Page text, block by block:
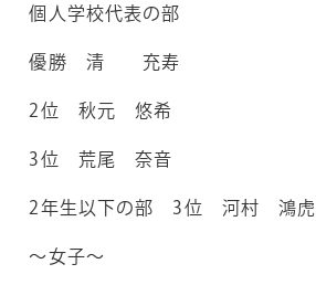
個人学校代表の部
優勝 清 充寿
2位 秋元 悠希
3位 荒尾 奈音
2年生以下の部 3位 河村 鴻虎
～女子～